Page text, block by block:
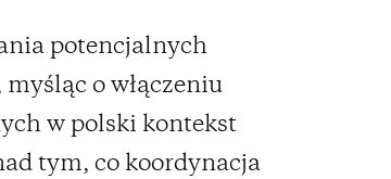
potencjalnych
o włączeniu
w polski kontekst
tym, co koordynacja